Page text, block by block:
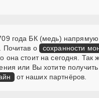
года БК (медь) напрямую
Почитав о
сохранности
она стоит на сегодня. Так
или Вы хотите
от наших партнёров.